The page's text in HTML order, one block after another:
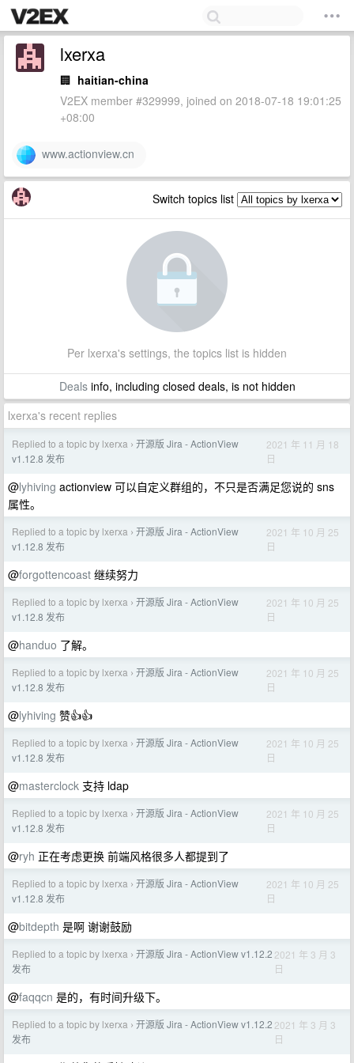
lxerxa
🏢 haitian-china
V2EX member #329999, joined on 2018-07-18 19:01:25
+08:00
www.actionview.cn
Switch topics list
Per lxerxa's settings, the topics list is hidden
Dealsinfo, including closed deals, is not hidden
lxerxa's recent replies
Replied to a topic by lxerxa › 开源版 Jira - ActionView
v1.12.8 发布
2021 年 11 月 18
日
@lyhiving actionview 可以自定义群组的，不只是否满足您说的 sns
属性。
Replied to a topic by lxerxa › 开源版 Jira - ActionView
v1.12.8 发布
2021 年 10 月 25
日
@forgottencoast 继续努力
Replied to a topic by lxerxa › 开源版 Jira - ActionView
v1.12.8 发布
2021 年 10 月 25
日
@handuo 了解。
Replied to a topic by lxerxa › 开源版 Jira - ActionView
v1.12.8 发布
2021 年 10 月 25
日
@lyhiving 赞👍👍
Replied to a topic by lxerxa › 开源版 Jira - ActionView
v1.12.8 发布
2021 年 10 月 25
日
@masterclock 支持 ldap
Replied to a topic by lxerxa › 开源版 Jira - ActionView
v1.12.8 发布
2021 年 10 月 25
日
@ryh 正在考虑更换 前端风格很多人都提到了
Replied to a topic by lxerxa › 开源版 Jira - ActionView
v1.12.8 发布
2021 年 10 月 25
日
@bitdepth 是啊 谢谢鼓励
Replied to a topic by lxerxa › 开源版 Jira - ActionView v1.12.2
发布
2021 年 3 月 3
日
@faqqcn 是的，有时间升级下。
Replied to a topic by lxerxa › 开源版 Jira - ActionView v1.12.2
发布
2021 年 3 月 3
日